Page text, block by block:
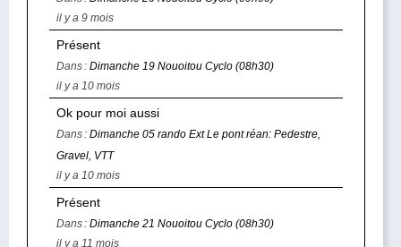
il y a 9 mois
Présent
Dans : Dimanche 19 Nouoitou Cyclo (08h30)
il y a 10 mois
Ok pour moi aussi
Dans : Dimanche 05 rando Ext Le pont réan: Pedestre,
Gravel, VTT
il y a 10 mois
Présent
Dans : Dimanche 21 Nouoitou Cyclo (08h30)
il y a 11 mois